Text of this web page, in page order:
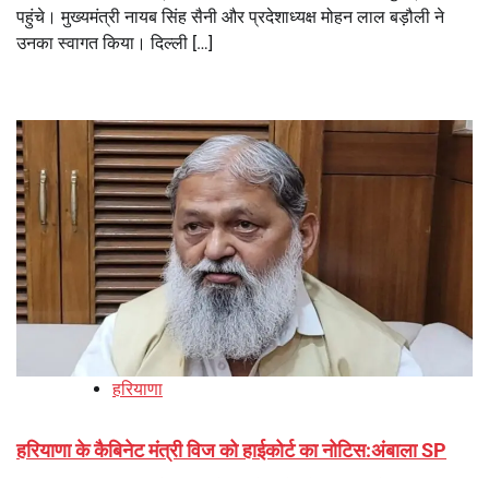
पहुंचे। मुख्यमंत्री नायब सिंह सैनी और प्रदेशाध्यक्ष मोहन लाल बड़ौली ने
उनका स्वागत किया। दिल्ली […]
हरियाणा
हरियाणा के कैबिनेट मंत्री विज को हाईकोर्ट का नोटिस:अंबाला SP